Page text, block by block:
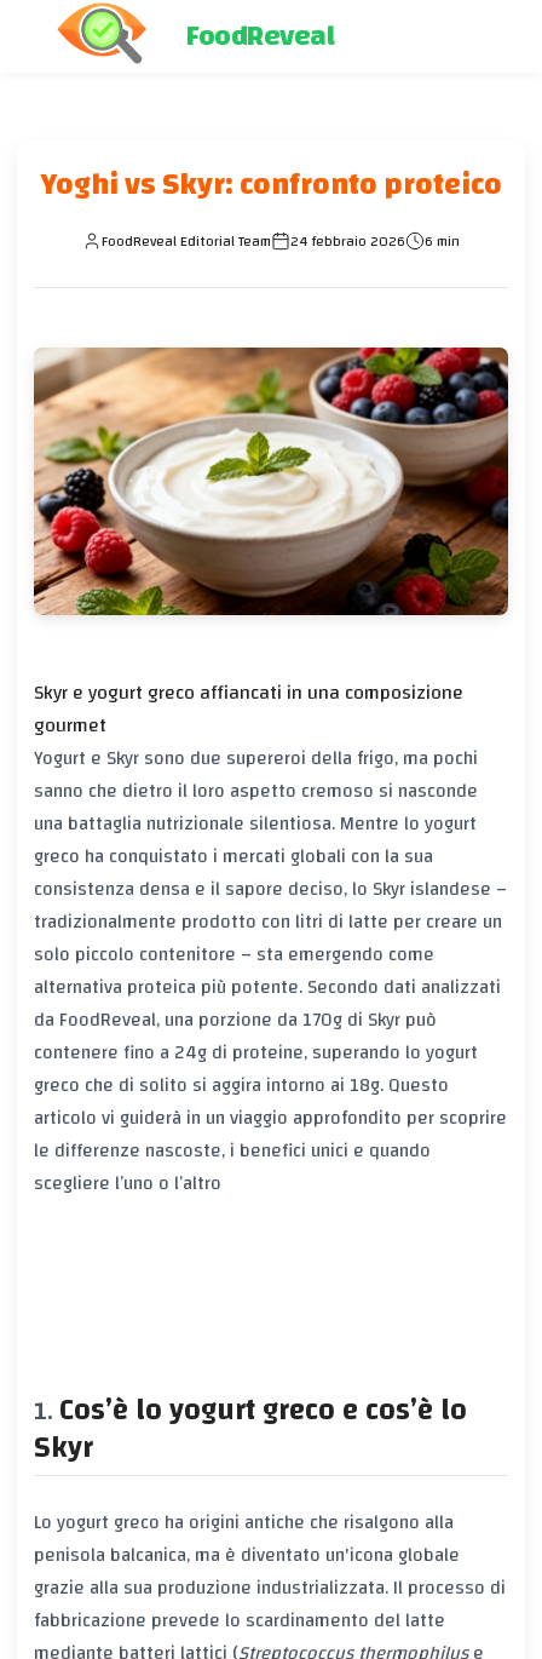
FoodReveal
Yoghi vs Skyr: confronto proteico
FoodReveal Editorial Team 24 febbraio 2026 6 min
Skyr e yogurt greco affiancati in una composizione
gourmet
Yogurt e Skyr sono due supereroi della frigo, ma pochi
sanno che dietro il loro aspetto cremoso si nasconde
una battaglia nutrizionale silentiosa. Mentre lo yogurt
greco ha conquistato i mercati globali con la sua
consistenza densa e il sapore deciso, lo Skyr islandese –
tradizionalmente prodotto con litri di latte per creare un
solo piccolo contenitore – sta emergendo come
alternativa proteica più potente. Secondo dati analizzati
da FoodReveal, una porzione da 170g di Skyr può
contenere fino a 24g di proteine, superando lo yogurt
greco che di solito si aggira intorno ai 18g. Questo
articolo vi guiderà in un viaggio approfondito per scoprire
le differenze nascoste, i benefici unici e quando
scegliere l’uno o l’altro
Cos’è lo yogurt greco e cos’è lo
Skyr
Loyogurt greco ha origini antiche che risalgono alla
penisola balcanica, ma è diventato un'icona globale
grazie alla sua produzione industrializzata. Il processo di
fabbricazione prevede lo scardinamento del latte